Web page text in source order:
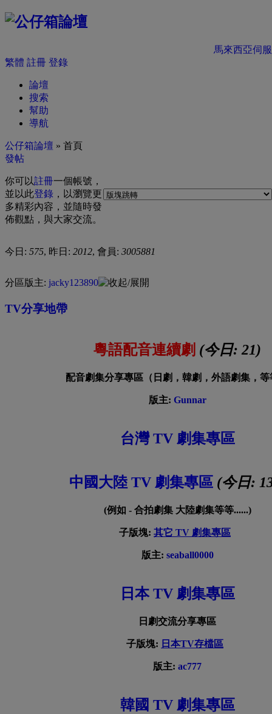
馬來西亞伺
繁體 註冊 登錄
論壇
搜索
幫助
導航
公仔箱論壇 » 首頁
發帖
你可以註冊一個帳號，
並以此登錄 ，以瀏覽更
多精彩內容，並隨時發
佈觀點，與大家交流。
今日: 575, 昨日: 2012, 會員: 3005881
分區版主: jacky123890
TV分享地帶
粵語配音連續劇 (今日: 21)
配音劇集分享專區（日劇，韓劇，外語劇集，等
版主: Gunnar
台灣 TV 劇集專區
中國大陸 TV 劇集專區 (今日:
(例如 - 合拍劇集 大陸劇集等等......)
子版塊: 其它 TV 劇集專區
版主: seaball0000
日本 TV 劇集專區
日劇交流分享專區
子版塊: 日本TV存檔區
版主: ac777
韓國 TV 劇集專區